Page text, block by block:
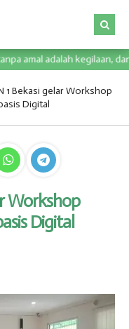
amal adalah kegilaan,
1 Bekasi gelar Workshop
Digital
Workshop
Digital